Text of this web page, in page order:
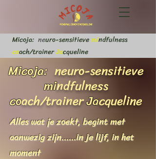
Micoja: neuro-sensitievemindfulness
coach/trainerJacqueline
Micoja:neuro-sensitieve
mindfulness
coach/trainerJacqueline
Alles wat je zoekt, begint met
aanwezig zijn......in je lijf, in het
moment